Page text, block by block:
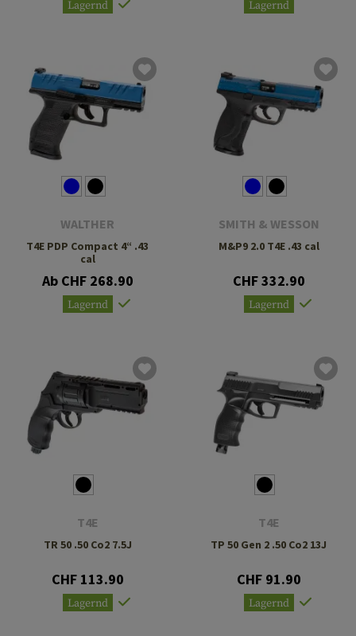
Lagernd Lagernd
WALTHER
T4E PDP Compact 4“ .43
cal
Ab CHF 268.90
Lagernd
SMITH & WESSON
M&P9 2.0 T4E .43 cal
CHF 332.90
Lagernd
T4E
TR 50 .50 Co2 7.5J
CHF 113.90
Lagernd
T4E
TP 50 Gen 2 .50 Co2 13J
CHF 91.90
Lagernd